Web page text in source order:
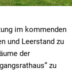
im kommenden
und Leerstand zu
der
zu